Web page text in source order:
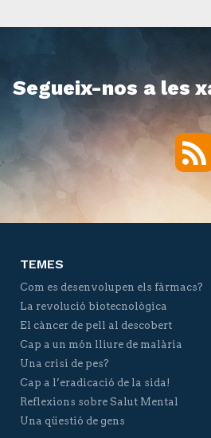
Segueix-nos a les
TEMES
Com es desenvolupen els fàrmacs?
La revolució biotecnològica
El càncer de pell al descobert
Cap a un món lliure de malària
Una crisi de pes?
Cap a l’eradicació de la sida!
Reflexions sobre Salut Mental
Una qüestió de gens